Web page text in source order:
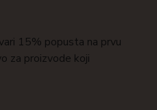
15% popusta na prvu
za proizvode koji